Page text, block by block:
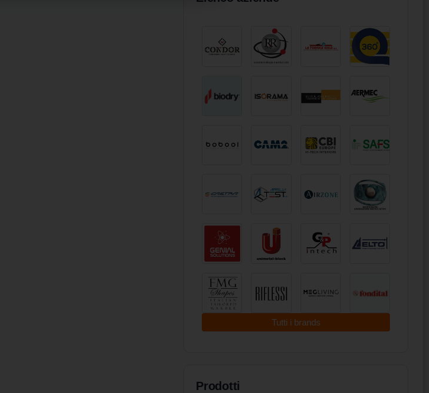
Tutti i brands
Prodotti